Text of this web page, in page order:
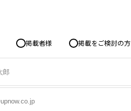
掲載者様 掲載をご検討の方